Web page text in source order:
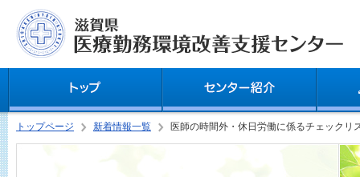
トップページ 新着情報一覧 医師の時間外・休日労働に係るチェックリ